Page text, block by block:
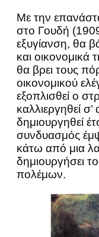
Με την
στο Γουδή
εξυγίανση, θα
και
θα βρει τους
οικονομικού
εξοπλισθεί ο
καλλιεργηθεί
δημιουργηθεί
συνδυασμός
κάτω από μια
δημιουργήσει
πολέμων.